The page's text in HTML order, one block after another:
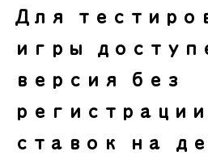
Для
игры
версия без
ставок на